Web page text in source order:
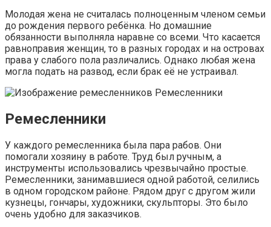
Молодая жена не считалась полноценным членом семьи
до рождения первого ребёнка. Но домашние
обязанности выполняла наравне со всеми. Что касается
равноправия женщин, то в разных городах и на островах
права у слабого пола различались. Однако любая жена
могла подать на развод, если брак её не устраивал.
Ремесленники
Ремесленники
У каждого ремесленника была пара рабов. Они
помогали хозяину в работе. Труд был ручным, а
инструменты использовались чрезвычайно простые.
Ремесленники, занимавшиеся одной работой, селились
в одном городском районе. Рядом друг с другом жили
кузнецы, гончары, художники, скульпторы. Это было
очень удобно для заказчиков.